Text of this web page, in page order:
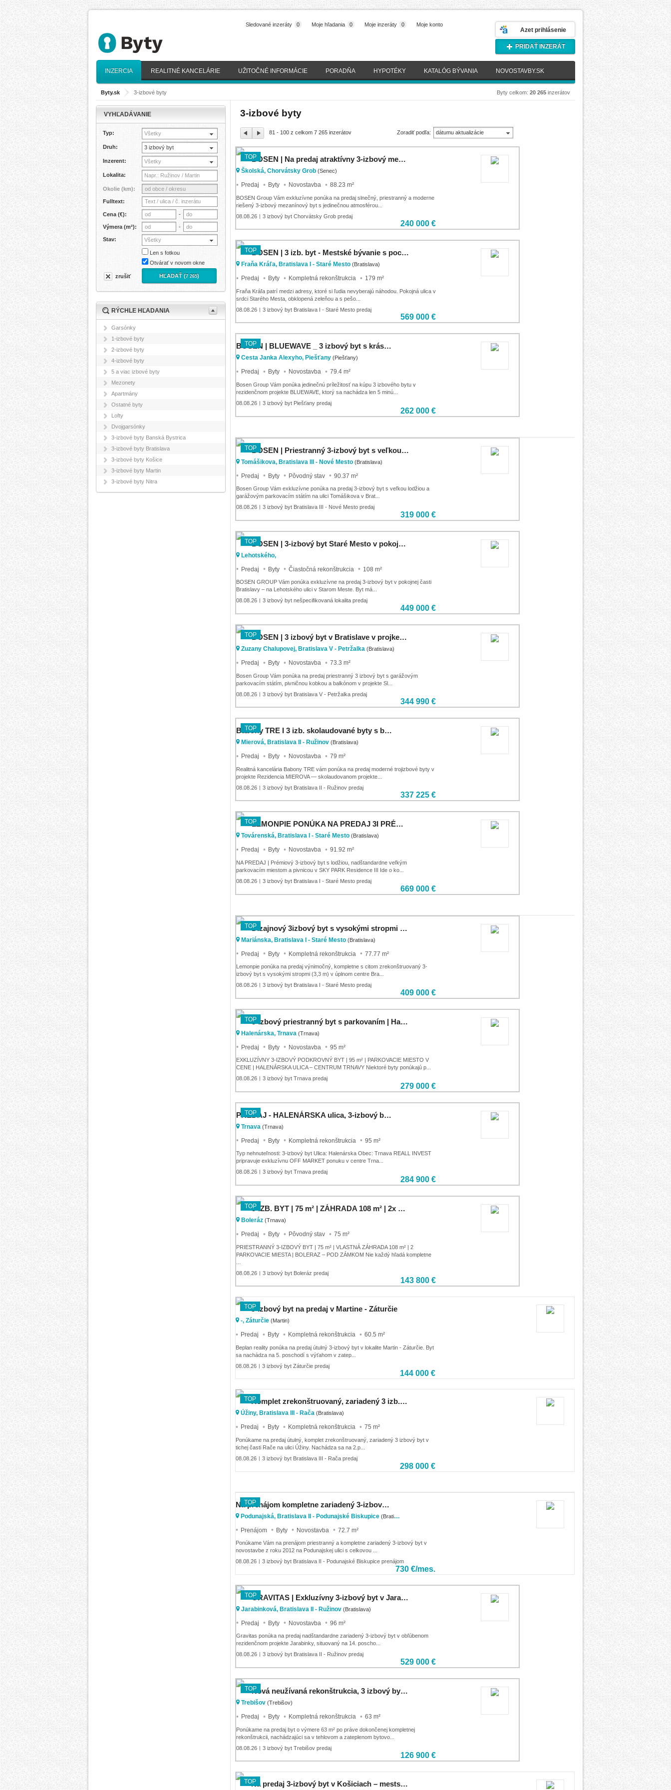
Azet prihlásenie
Moje konto
Moje inzeráty 0
Moje hľadania 0
Sledované inzeráty 0
PRIDAŤ INZERÁT
INZERCIA REALITNÉ KANCELÁRIE UŽITOČNÉ INFORMÁCIE PORADŇA HYPOTÉKY KATALÓG BÝVANIA NOVOSTAVBY.SK
Byty.sk > 3-izbové byty Byty celkom: 20 265 inzerátov
3-izbové byty
81 - 100 z celkom 7 265 inzerátov Zoradiť podľa:
dátumu aktualizácie
TOP BOSEN | Na predaj atraktívny 3-izbový mezanín s podkrovím v novostavbe Chorvátsky Grob, Školská ul
Školská, Chorvátsky Grob (Senec)
Predaj Byty Novostavba 88.23 m²
BOSEN Group Vám exkluzívne ponúka na predaj slnečný, priestranný a moderne
riešený 3-izbový mezanínový byt s jedinečnou atmosférou...
08.08.26 | 3 izbový byt Chorvátsky Grob predaj
240 000 €
TOP BOSEN | 3 izb. byt - Mestské bývanie s pocitom rodinného domu, Fraňa Kráľa, Bratislava, 97 m2/179 m2
Fraňa Kráľa, Bratislava I - Staré Mesto (Bratislava)
Predaj Byty Kompletná rekonštrukcia 179 m²
Fraňa Kráľa patrí medzi adresy, ktoré si ľudia nevyberajú náhodou. Pokojná ulica v
srdci Starého Mesta, obklopená zeleňou a s pešo...
08.08.26 | 3 izbový byt Bratislava I - Staré Mesto predaj
569 000 €
TOP BOSEN | BLUEWAVE _ 3 izbový byt s krásnym výhľadom B16_03, Banka, Piešťany, 102.90 m2
Cesta Janka Alexyho, Piešťany (Piešťany)
Predaj Byty Novostavba 79.4 m²
Bosen Group Vám ponúka jedinečnú príležitosť na kúpu 3 izbového bytu v
rezidenčnom projekte BLUEWAVE, ktorý sa nachádza len 5 minú...
08.08.26 | 3 izbový byt Piešťany predaj
262 000 €
TOP BOSEN | Priestranný 3-izbový byt s veľkou lodžiou a garážovým státím, Koloseo
Tomášikova, Bratislava III - Nové Mesto (Bratislava)
Predaj Byty Pôvodný stav 90.37 m²
Bosen Group Vám exkluzívne ponúka na predaj 3-izbový byt s veľkou lodžiou a
garážovým parkovacím státím na ulici Tomášikova v Brat...
08.08.26 | 3 izbový byt Bratislava III - Nové Mesto predaj
319 000 €
TOP BOSEN | 3-izbový byt Staré Mesto v pokojnej lokalite 108 m²
Lehotského,
Predaj
Byty Čiastočná rekonštrukcia 108 m²
BOSEN GROUP Vám ponúka exkluzívne na predaj 3-izbový byt v pokojnej časti
Bratislavy – na Lehotského ulici v Starom Meste. Byt má...
08.08.26 | 3 izbový byt nešpecifikovaná lokalita predaj
449 000 €
TOP BOSEN | 3 izbový byt v Bratislave v projkete Slnečnice zóna mesto, Petržalka
Zuzany Chalupovej, Bratislava V - Petržalka (Bratislava)
Predaj Byty Novostavba 73.3 m²
Bosen Group Vám ponúka na predaj priestranný 3 izbový byt s garážovým
parkovacím státím, pivničnou kobkou a balkónom v projekte Sl...
08.08.26 | 3 izbový byt Bratislava V - Petržalka predaj
344 990 €
TOP Babony TRE I 3 izb. skolaudované byty s bonusom zariadenia
Mierová, Bratislava II - Ružinov (Bratislava)
Predaj Byty Novostavba 79 m²
Realitná kancelária Babony TRE vám ponúka na predaj moderné trojizbové byty v
projekte Rezidencia MIEROVA — skolaudovanom projekte...
08.08.26 | 3 izbový byt Bratislava II - Ružinov predaj
337 225 €
TOP LEMONPIE PONÚKA NA PREDAJ 3I PRÉMIOVÝ BYT V SKY PARKu
Továrenská, Bratislava I - Staré Mesto (Bratislava)
Predaj Byty Novostavba 91.92 m²
NA PREDAJ | Prémiový 3-izbový byt s lodžiou, nadštandardne veľkým
parkovacím miestom a pivnicou v SKY PARK Residence III Ide o ko...
08.08.26 | 3 izbový byt Bratislava I - Staré Mesto predaj
669 000 €
TOP Dizajnový 3izbový byt s vysokými stropmi v centre na predaj
Mariánska, Bratislava I - Staré Mesto (Bratislava)
Predaj Byty Kompletná rekonštrukcia 77.77 m²
Lemonpie ponúka na predaj výnimočný, kompletne s citom zrekonštruovaný 3-
izbový byt s vysokými stropmi (3,3 m) v úplnom centre Bra...
08.08.26 | 3 izbový byt Bratislava I - Staré Mesto predaj
409 000 €
TOP 3-izbový priestranný byt s parkovaním | Halenárska
Halenárska, Trnava (Trnava)
Predaj Byty Novostavba 95 m²
EXKLUZÍVNY 3-IZBOVÝ PODKROVNÝ BYT | 95 m² | PARKOVACIE MIESTO V
CENE | HALENÁRSKA ULICA – CENTRUM TRNAVY Niektoré byty ponúkajú p...
08.08.26 | 3 izbový byt Trnava predaj
279 000 €
TOP PREDAJ - HALENÁRSKA ulica, 3-izbový byt ( 95m2)
Trnava (Trnava)
Predaj Byty Kompletná rekonštrukcia 95 m²
Typ nehnuteľnosti: 3-izbový byt Ulica: Halenárska Obec: Trnava REALL INVEST
pripravuje exkluzívnu OFF MARKET ponuku v centre Trna...
08.08.26
3 izbový byt Trnava predaj
284 900 €
TOP 3-IZB. BYT | 75 m² | ZÁHRADA 108 m² | 2x PARKOVANIE BOLERÁZ
Boleráz (Trnava)
Predaj Byty Pôvodný stav 75 m²
PRIESTRANNÝ 3-IZBOVÝ BYT | 75 m² | VLASTNÁ ZÁHRADA 108 m² | 2
PARKOVACIE MIESTA | BOLERAZ – POD ZÁMKOM Nie každý hľadá kompletne
08.08.26 | 3 izbový byt Boleráz predaj
143 800 €
TOP3-izbový byt na predaj v Martine - Záturčie
-, Záturčie (Martin)
Predaj Byty Kompletná rekonštrukcia 60.5 m²
Beplan reality ponúka na predaj útulný 3-izbový byt v lokalite Martin - Záturčie. Byt
sa nachádza na 5. poschodí s výťahom v zatep...
08.08.26 | 3 izbový byt Záturčie predaj
144 000 €
TOP Komplet zrekonštruovaný, zariadený 3 izb. byt v tichej časti Rače s výhľadom na Karpaty
Úžiny, Bratislava III - Rača (Bratislava)
Predaj Byty Kompletná rekonštrukcia 75 m²
Ponúkame na predaj útulný, komplet zrekonštruovaný, zariadený 3 izbový byt v
tichej časti Rače na ulici Úžiny. Nachádza sa na 2.p...
08.08.26 | 3 izbový byt Bratislava III - Rača predaj
298 000 €
TOP Na prenájom kompletne zariadený 3-izbový byt s dvoma balkónmi a garážovým státím
Podunajská, Bratislava II - Podunajské Biskupice (Bratislava)
Prenájom Byty Novostavba 72.7 m²
Ponúkame Vám na prenájom priestranný a kompletne zariadený 3-izbový byt v
novostavbe z roku 2012 na Podunajskej ulici s celkovou ...
08.08.26 | 3 izbový byt Bratislava II - Podunajské Biskupice prenájom
730 €/mes.
TOP GRAVITAS | Exkluzívny 3-izbový byt v Jarabinkách s veľkou terasou
Jarabinková, Bratislava II - Ružinov (Bratislava)
Predaj Byty Novostavba 96 m²
Gravitas ponúka na predaj nadštandardne zariadený 3-izbový byt v obľúbenom
rezidenčnom projekte Jarabinky, situovaný na 14. poscho...
08.08.26
3 izbový byt Bratislava II - Ružinov predaj
529 000 €
TOP Nová neužívaná rekonštrukcia, 3 izbový byt oproti Pošte 1
Trebišov (Trebišov)
Predaj Byty Kompletná rekonštrukcia 63 m²
Ponúkame na predaj byt o výmere 63 m² po práve dokončenej kompletnej
rekonštrukcii, nachádzajúci sa v tehlovom a zateplenom bytovo...
08.08.26 | 3 izbový byt Trebišov predaj
126 900 €
TOP Na predaj 3-izbový byt v Košiciach – mestská časť Západ (Terasa)
VYHĽADÁVANIE
Typ: Všetky
Druh: 3 izbový byt
Inzerent: Všetky
Lokalita:
Okolie (km):
Fulltext:
Cena (€): -
Výmera (m²): -
Stav: Všetky
Len s fotkou
Otvárať v novom okne
zrušiť HĽADAŤ (7 265)
RÝCHLE HĽADANIA
Garsónky
1-izbové byty
2-izbové byty
4-izbové byty
5 a viac izbové byty
Mezonety
Apartmány
Ostatné byty
Lofty
Dvojgarsónky
3-izbové byty Banská Bystrica
3-izbové byty Bratislava
3-izbové byty Košice
3-izbové byty Martin
3-izbové byty Nitra